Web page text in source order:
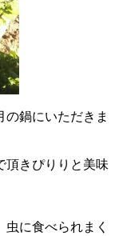
鍋にいただきま
頂きぴりりと美味
に食べられまく